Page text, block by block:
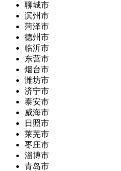
聊城市
滨州市
菏泽市
德州市
临沂市
东营市
烟台市
潍坊市
济宁市
泰安市
威海市
日照市
莱芜市
枣庄市
淄博市
青岛市